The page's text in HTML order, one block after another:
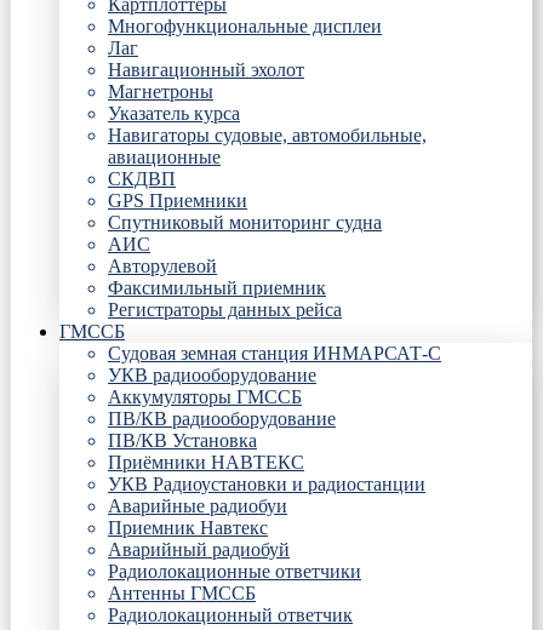
Картплоттеры
Многофункциональные дисплеи
Лаг
Навигационный эхолот
Магнетроны
Указатель курса
Навигаторы судовые, автомобильные,
авиационные
СКДВП
GPS Приемники
Спутниковый мониторинг судна
АИС
Авторулевой
Факсимильный приемник
Регистраторы данных рейса
ГМССБ
Судовая земная станция ИНМАРСАТ-С
УКВ радиооборудование
Аккумуляторы ГМССБ
ПВ/КВ радиооборудование
ПВ/КВ Установка
Приёмники НАВТЕКС
УКВ Радиоустановки и радиостанции
Аварийные радиобуи
Приемник Навтекс
Аварийный радиобуй
Радиолокационные ответчики
Антенны ГМССБ
Радиолокационный ответчик